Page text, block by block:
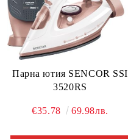
Парна ютия SENCOR SSI
3520RS
€35.78 69.98лв.